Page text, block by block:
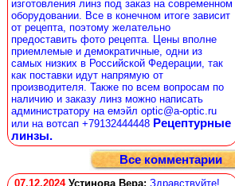
изготовления линз под заказ на современном
оборудовании. Все в конечном итоге зависит
от рецепта, поэтому желательно
предоставить фото рецепта. Цены вполне
приемлемые и демократичные, одни из
самых низких в Российской Федерации, так
как поставки идут напрямую от
производителя. Также по всем вопросам по
наличию и заказу линз можно написать
администратору на емэйл optic@a-optic.ru
или на вотсап +79132444448 Рецептурные
линзы.
Все комментарии
07.12.2024 Устинова Вера: Здравствуйте!